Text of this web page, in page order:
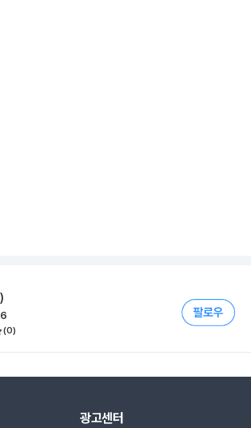
(0)
광고센터